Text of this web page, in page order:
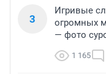
3
Игривые
огромных
— фото
1 165